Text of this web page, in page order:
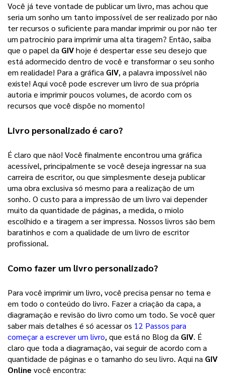
Você já teve vontade de publicar um livro, mas achou que
seria um sonho um tanto impossível de ser realizado por não
ter recursos o suficiente para mandar imprimir ou por não ter
um patrocínio para imprimir uma alta tiragem? Então, saiba
que o papel da GIVhoje é despertar esse seu desejo que
está adormecido dentro de você e transformar o seu sonho
em realidade! Para a gráfica GIV, a palavra impossível não
existe! Aqui você pode escrever um livro de sua própria
autoria e imprimir poucos volumes, de acordo com os
recursos que você dispõe no momento!
Livro personalizado é caro?
É claro que não! Você finalmente encontrou uma gráfica
acessível, principalmente se você deseja ingressar na sua
carreira de escritor, ou que simplesmente deseja publicar
uma obra exclusiva só mesmo para a realização de um
sonho. O custo para a impressão de um livro vai depender
muito da quantidade de páginas, a medida, o miolo
escolhido e a tiragem a ser impressa. Nossos livros são bem
baratinhos e com a qualidade de um livro de escritor
profissional.
Como fazer um livro personalizado?
Para você imprimir um livro, você precisa pensar no tema e
em todo o conteúdo do livro. Fazer a criação da capa, a
diagramação e revisão do livro como um todo. Se você quer
saber mais detalhes é só acessar os 12 Passos para
começar a escrever um livro, que está no Blog da GIV. É
claro que toda a diagramação, vai seguir de acordo com a
quantidade de páginas e o tamanho do seu livro. Aqui na GIV
Online você encontra: